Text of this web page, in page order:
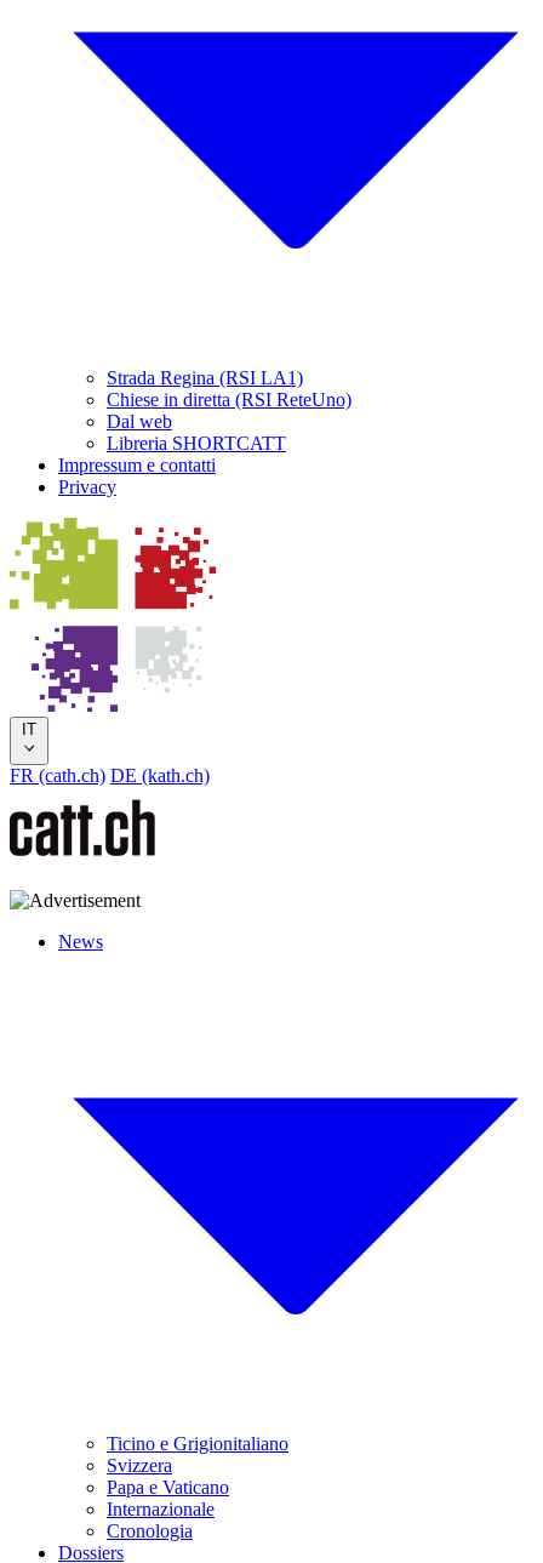
Strada Regina (RSI LA1)
Chiese in diretta (RSI ReteUno)
Dal web
Libreria SHORTCATT
Impressum e contatti
Privacy
IT
FR (cath.ch) DE (kath.ch)
News
Ticino e Grigionitaliano
Svizzera
Papa e Vaticano
Internazionale
Cronologia
Dossiers